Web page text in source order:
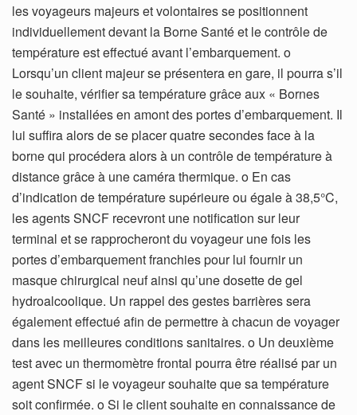
les voyageurs majeurs et volontaires se positionnent
individuellement devant la Borne Santé et le contrôle de
température est effectué avant l’embarquement. o
Lorsqu’un client majeur se présentera en gare, il pourra s’il
le souhaite, vérifier sa température grâce aux « Bornes
Santé » installées en amont des portes d’embarquement. Il
lui suffira alors de se placer quatre secondes face à la
borne qui procédera alors à un contrôle de température à
distance grâce à une caméra thermique. o En cas
d’indication de température supérieure ou égale à 38,5°C,
les agents SNCF recevront une notification sur leur
terminal et se rapprocheront du voyageur une fois les
portes d’embarquement franchies pour lui fournir un
masque chirurgical neuf ainsi qu’une dosette de gel
hydroalcoolique. Un rappel des gestes barrières sera
également effectué afin de permettre à chacun de voyager
dans les meilleures conditions sanitaires. o Un deuxième
test avec un thermomètre frontal pourra être réalisé par un
agent SNCF si le voyageur souhaite que sa température
soit confirmée. o Si le client souhaite en connaissance de